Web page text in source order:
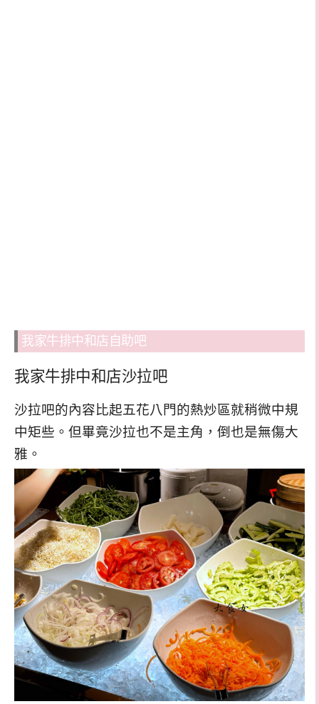
我家牛排中和店自助吧
我家牛排中和店沙拉吧
沙拉吧的內容比起五花八門的熱炒區就稍微中規
中矩些。但畢竟沙拉也不是主角，倒也是無傷大
雅。